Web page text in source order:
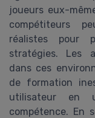
joueurs eux-
compétiteurs
réalistes pour
stratégies. Les
dans ces
de formation
utilisateur en
compétence. En